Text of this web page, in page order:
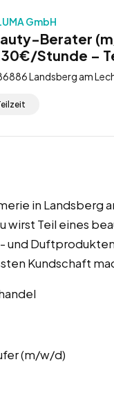
GmbH
Berater
Stunde –
Landsberg am
in Landsberg
Teil eines
Kundschaft
(m/w/d)